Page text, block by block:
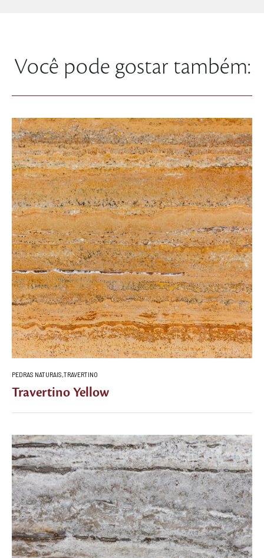
Você pode gostar também:
PEDRAS NATURAIS,TRAVERTINO
Travertino Yellow